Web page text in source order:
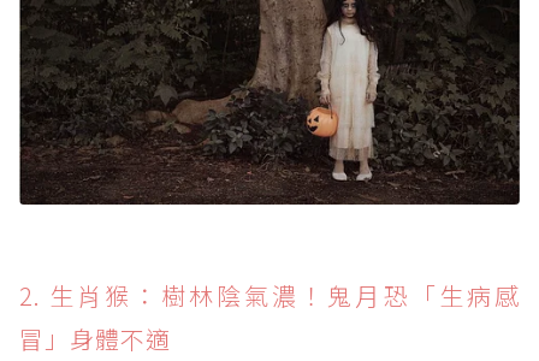
2. 生肖猴：樹林陰氣濃！鬼月恐「生病感
冒」身體不適